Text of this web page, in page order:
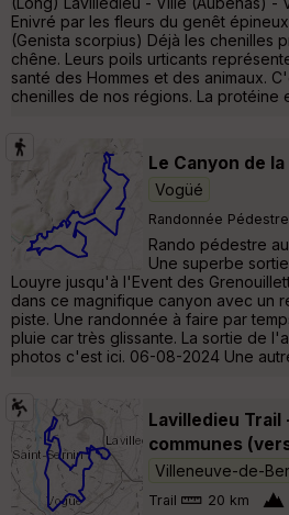
Enivré par les fleurs du genêt
(Genista scorpius) Déjà les chenilles
chêne. Leurs poils urticants
santé des Hommes et des animaux.
chenilles de nos régions. La protéine
Le Canyon de
Vogüé
Randonnée Pédestre
Rando pédestre
Une superbe
Louyre jusqu'à l'Event des
dans ce magnifique canyon avec un
piste. Une randonnée à faire par
pluie car très glissante. La sortie de
photos c'est ici. 06-08-2024 Une
Lavilledieu Trail
communes
Villeneuve-de-
Trail 20 km